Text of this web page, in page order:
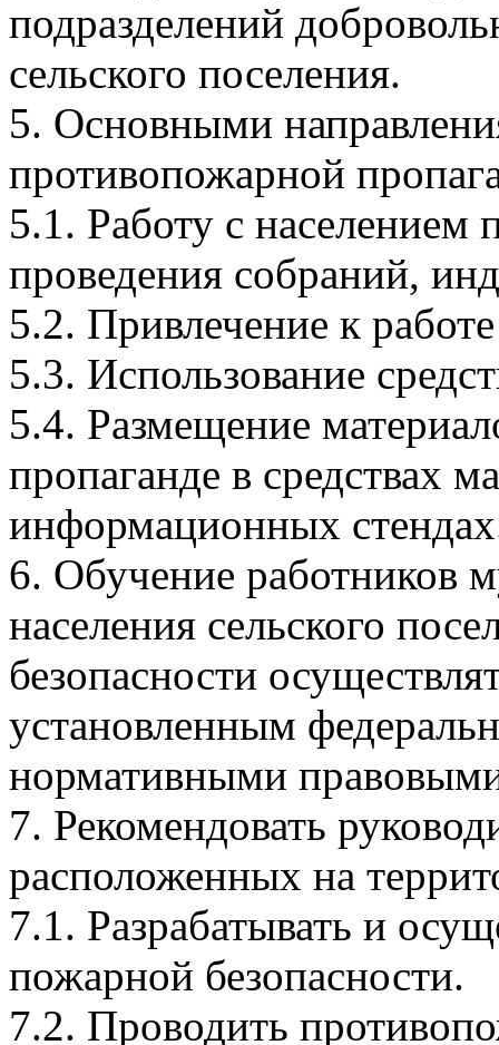
подразделений
сельского поселения.
5. Основными
противопожарной
5.1. Работу с населением
проведения собраний,
5.2. Привлечение к
5.3. Использование
5.4. Размещение
пропаганде в средствах
информационных
6. Обучение работников
населения сельского
безопасности
установленным
нормативными
7. Рекомендовать
расположенных на
7.1. Разрабатывать и
пожарной безопасности.
7.2. Проводить